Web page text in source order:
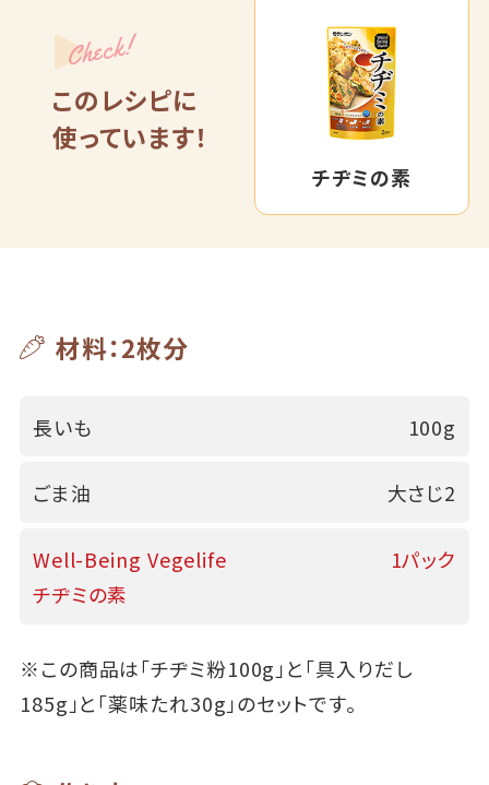
Check!
このレシピに
使っています！
チヂミの素
材料：2枚分
長いも 100g
ごま油 大さじ2
Well-Being Vegelife
チヂミの素
1パック
※この商品は「チヂミ粉100g」と「具入りだし
185g」と「薬味たれ30g」のセットです。